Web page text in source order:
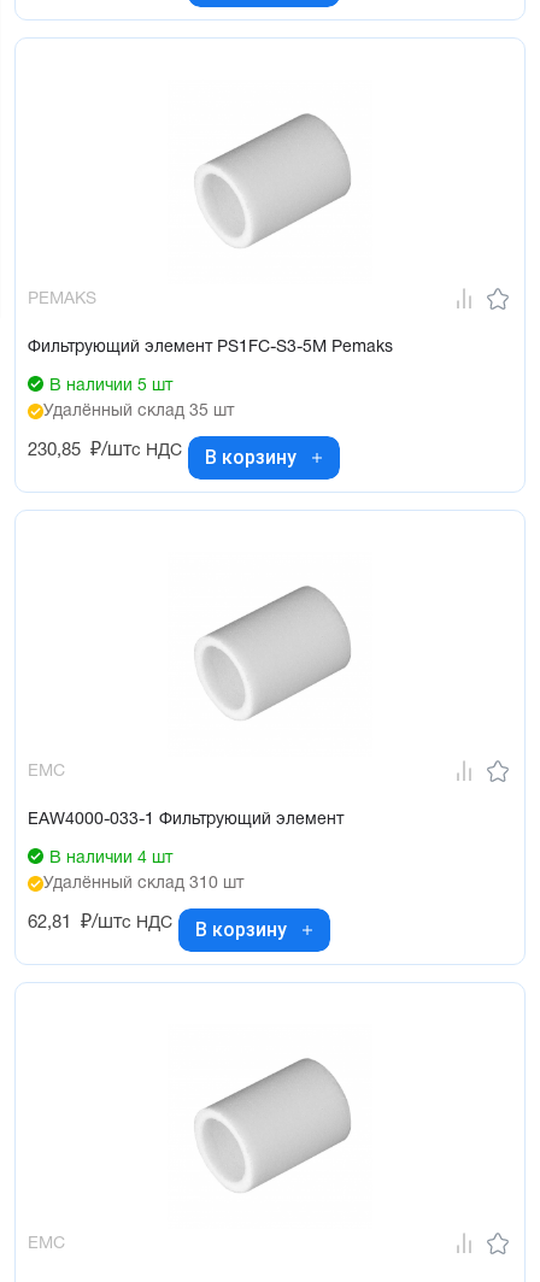
PEMAKS
Фильтрующий элемент PS1FC-S3-5M Pemaks
В наличии 5 шт
Удалённый склад 35 шт
230,85 ₽/штс НДС В корзину
EMC
EAW4000-033-1 Фильтрующий элемент
В наличии 4 шт
Удалённый склад 310 шт
62,81 ₽/штс НДС В корзину
EMC